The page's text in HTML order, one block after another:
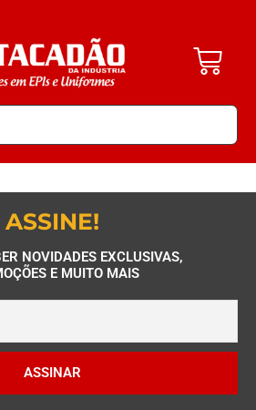
ASSINE!
NOVIDADES EXCLUSIVAS,
E MUITO MAIS
ASSINAR